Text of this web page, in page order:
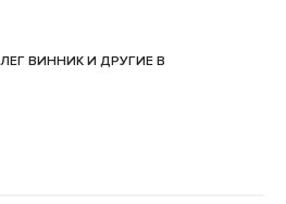
ВИННИК И ДРУГИЕ В